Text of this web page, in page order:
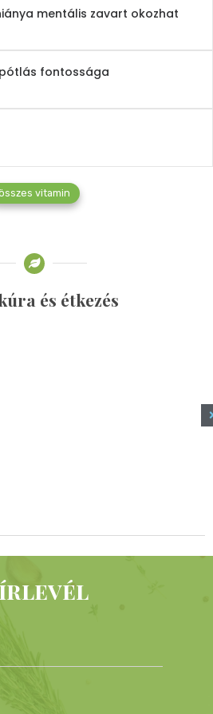
mentális zavart okozhat
fontossága
vitamin
és étkezés